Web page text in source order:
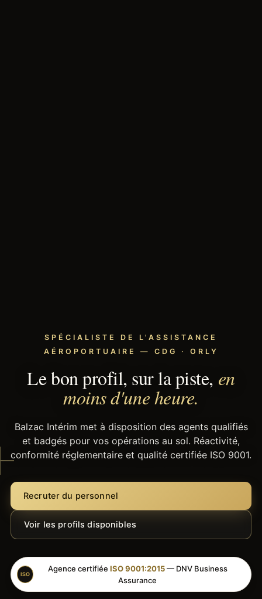
SPÉCIALISTE DE L'ASSISTANCE
AÉROPORTUAIRE — CDG · ORLY
Le bon profil, sur la piste, en
moins d'une heure.
Balzac Intérim met à disposition des agents qualifiés
et badgés pour vos opérations au sol. Réactivité,
conformité réglementaire et qualité certifiée ISO 9001.
Recruter du personnel
Voir les profils disponibles
ISO
Agence certifiée ISO 9001:2015— DNV Business
Assurance